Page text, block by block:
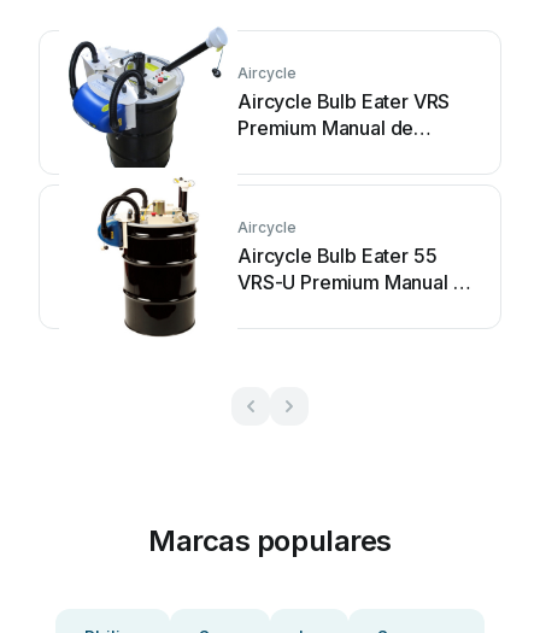
Aircycle
Aircycle Bulb Eater VRS
Premium Manual de
Aircycle
Aircycle Bulb Eater 55
VRS-U Premium Manual de
Marcas populares